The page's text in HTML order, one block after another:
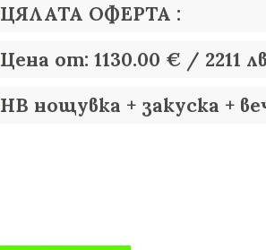
ЦЯЛАТА ОФЕРТА :
Цена от: 1130.00 € / 2211 лв
HB нощувка + закуска +